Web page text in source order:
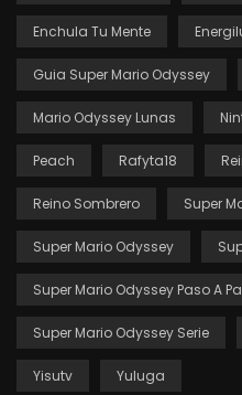
Enchula Tu Mente
Guia Super Mario Odyssey
Mario Odyssey Lunas
Peach Rafyta18
Reino Sombrero Super
Super Mario Odyssey
Super Mario Odyssey Paso A
Super Mario Odyssey Serie
Yisutv Yuluga